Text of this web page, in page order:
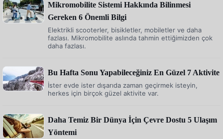
Mikromobilite Sistemi Hakkında Bilinmesi
Gereken 6 Önemli Bilgi
Elektrikli scooterler, bisikletler, mobiletler ve daha
fazlası. Mikromobilite aslında tahmin ettiğimizden çok
daha fazlası.
Bu Hafta Sonu Yapabileceğiniz En Güzel 7 Aktivite
İster evde ister dışarıda zaman geçirmek isteyin,
herkes için birçok güzel aktivite var.
Daha Temiz Bir Dünya İçin Çevre Dostu 5 Ulaşım
Yöntemi